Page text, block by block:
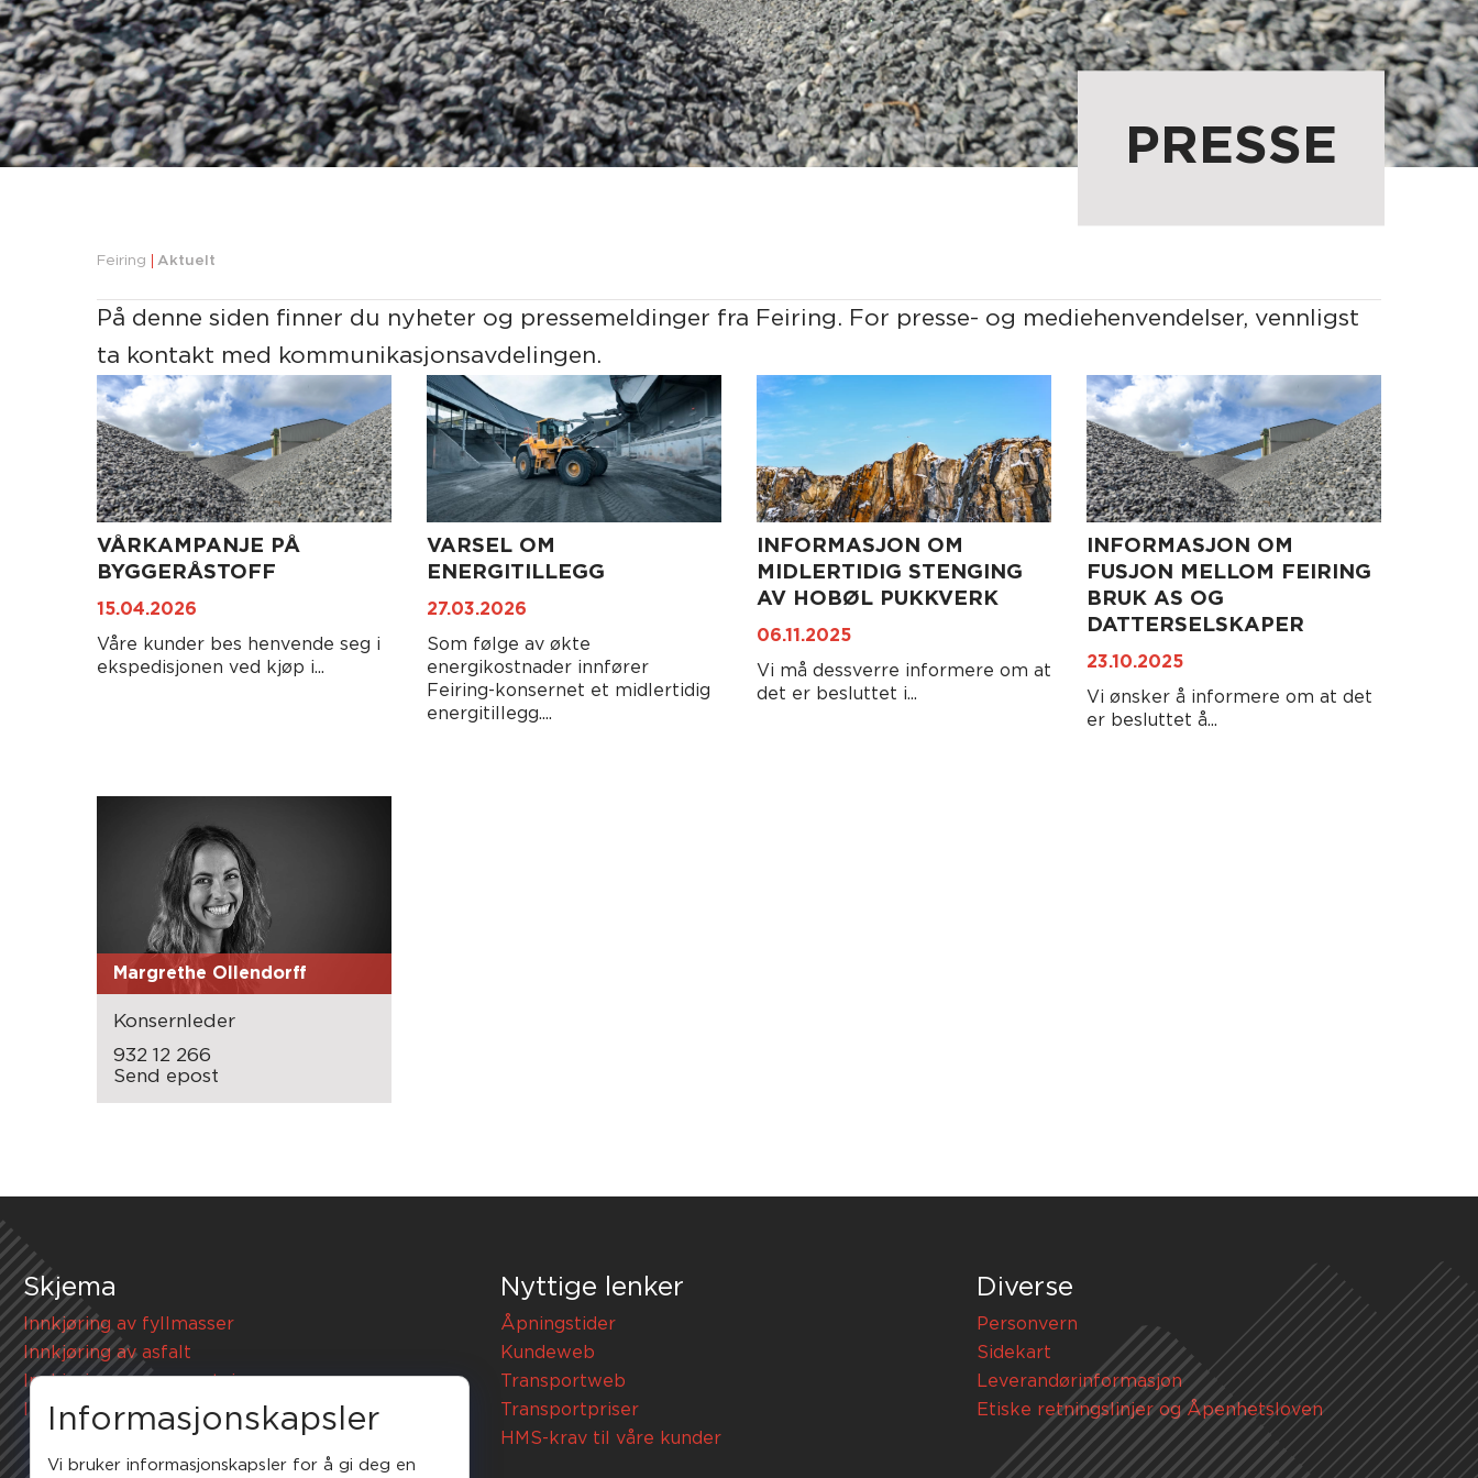
PRESSE
Feiring Aktuelt
På denne siden finner du nyheter og pressemeldinger fra Feiring. For presse- og mediehenvendelser, vennligst
ta kontakt med kommunikasjonsavdelingen.
VÅRKAMPANJE PÅ
BYGGERÅSTOFF
15.04.2026
Våre kunder bes henvende seg i
ekspedisjonen ved kjøp i...
VARSEL OM
ENERGITILLEGG
27.03.2026
Som følge av økte
energikostnader innfører
Feiring-konsernet et midlertidig
energitillegg....
INFORMASJON OM
MIDLERTIDIG STENGING
AV HOBØL PUKKVERK
06.11.2025
Vi må dessverre informere om at
det er besluttet i...
INFORMASJON OM
FUSJON MELLOM FEIRING
BRUK AS OG
DATTERSELSKAPER
23.10.2025
Vi ønsker å informere om at det
er besluttet å...
Margrethe Ollendorff
Konsernleder
932 12 266
Send epost
Skjema
Innkjøring av fyllmasser
Innkjøring av asfalt
Innkjøring av sprengstein
Innkjøring av snø
Nyttige lenker
Åpningstider
Kundeweb
Transportweb
Transportpriser
HMS-krav til våre kunder
Diverse
Personvern
Sidekart
Leverandørinformasjon
Etiske retningslinjer og Åpenhetsloven
Informasjonskapsler
Vi bruker informasjonskapsler for å gi deg en